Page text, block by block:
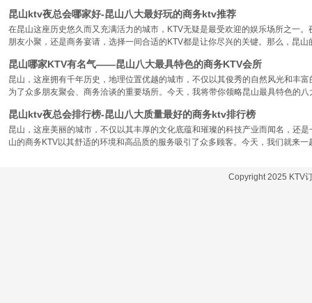
昆山ktv夜总会哪家好-昆山八大最好玩的商务ktv推荐
在昆山这座历史悠久而又充满活力的城市，KTV无疑是最受欢迎的娱乐场所之一
朋友小聚，还是商务宴请，选择一间合适的KTV都是让你尽兴的关键。那么，昆
昆山哪家KTV有名气——昆山八大最具特色的商务KTV会所
昆山，这座拥有千年历史，地理位置优越的城市，不仅以其俊秀的自然风光和丰
为了众多朋友聚会、商务洽谈的重要场所。今天，我将带你领略昆山最具特色的
昆山ktv夜总会排行榜-昆山八大质量最好的商务ktv排行榜
昆山，这座美丽的城市，不仅以其丰厚的文化底蕴和璀璨的科技产业而闻名，还
山的商务KTV以其舒适的环境和高品质的服务吸引了众多顾客。今天，我们就来
Copyright 2025 KTV